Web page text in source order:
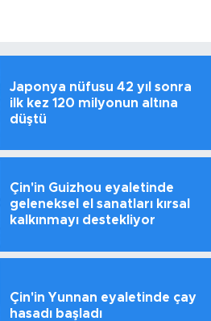
Japonya nüfusu 42 yıl sonra
ilk kez 120 milyonun altına
düştü
Çin'in Guizhou eyaletinde
geleneksel el sanatları kırsal
kalkınmayı destekliyor
Çin'in Yunnan eyaletinde çay
hasadı başladı